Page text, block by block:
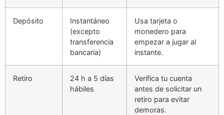
Depósito
Instantáneo
(excepto
transferencia
bancaria)
Usa tarjeta o
monedero para
empezar a jugar al
instante.
Retiro
24 h a 5 días
hábiles
Verifica tu cuenta
antes de solicitar un
retiro para evitar
demoras.